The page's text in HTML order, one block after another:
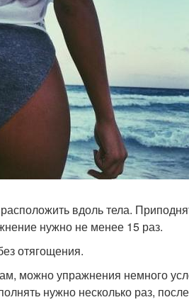
вдоль тела.
нужно не менее 15 раз.
отягощения.
можно упражнения немного
нужно несколько раз, после